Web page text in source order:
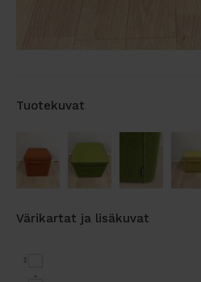
Tuotekuvat
Värikartat ja lisäkuvat